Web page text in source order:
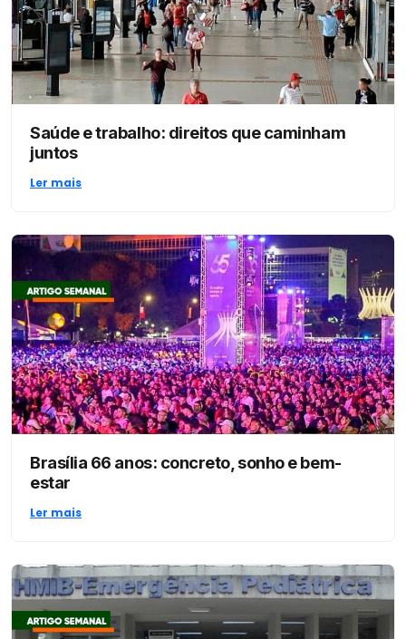
Saúde e trabalho: direitos que caminham
juntos
Ler mais
Brasília 66 anos: concreto, sonho e bem-
estar
Ler mais